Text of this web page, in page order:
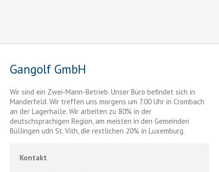
Gangolf GmbH
Wir sind ein Zwei-Mann-Betrieb. Unser Büro befindet sich in
Manderfeld. Wir treffen uns morgens um 7.00 Uhr in Crombach
an der Lagerhalle. Wir arbeiten zu 80% in der
deutschsprachigen Region, am meisten in den Gemeinden
Büllingen udn St. Vith, die restlichen 20% in Luxemburg.
Kontakt